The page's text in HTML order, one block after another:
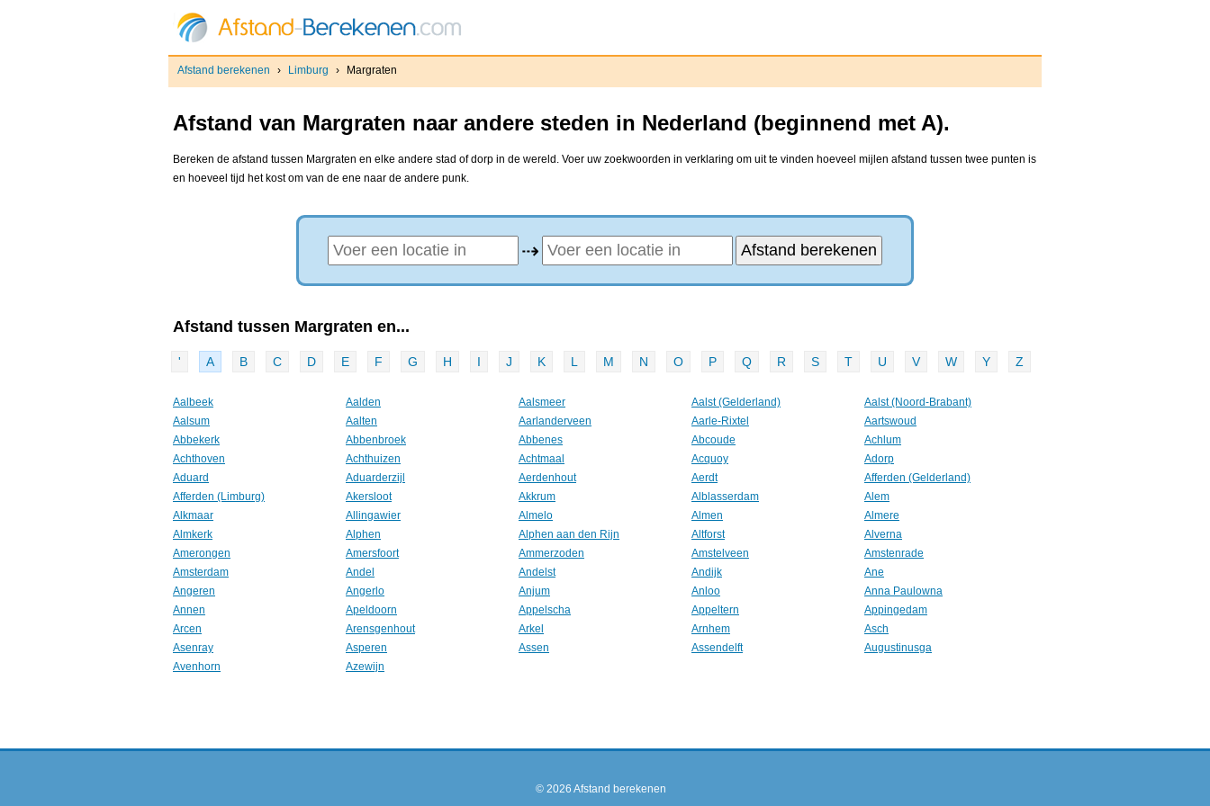
Afstand berekenen › Limburg › Margraten
Afstand van Margraten naar andere steden in Nederland (beginnend met A).
Bereken de afstand tussen Margraten en elke andere stad of dorp in de wereld. Voer uw zoekwoorden in verklaring om uit te vinden hoeveel mijlen afstand tussen twee punten is
en hoeveel tijd het kost om van de ene naar de andere punk.
⇢
Afstand tussen Margraten en...
' A B C D E F G H I J K L M N O P Q R S T U V W Y Z
Aalbeek Aalden Aalsmeer Aalst (Gelderland)
Aalst (Noord-Brabant)
Aalsum
Aalten Aarlanderveen Aarle-Rixtel
Aartswoud
Abbekerk
Abbenbroek Abbenes Abcoude
Achlum
Achthoven
Achthuizen Achtmaal Acquoy
Adorp
Aduard
Aduarderzijl Aerdenhout Aerdt
Afferden (Gelderland)
Afferden (Limburg)
Akersloot Akkrum Alblasserdam
Alem
Alkmaar
Allingawier Almelo Almen
Almere
Almkerk
Alphen Alphen aan den Rijn Altforst
Alverna
Amerongen
Amersfoort Ammerzoden Amstelveen
Amstenrade
Amsterdam
Andel Andelst Andijk
Ane
Angeren
Angerlo Anjum Anloo
Anna Paulowna
Annen
Apeldoorn Appelscha Appeltern
Appingedam
Arcen
Arensgenhout Arkel Arnhem
Asch
Asenray
Asperen Assen Assendelft
Augustinusga
Avenhorn
Azewijn
© 2026 Afstand berekenen